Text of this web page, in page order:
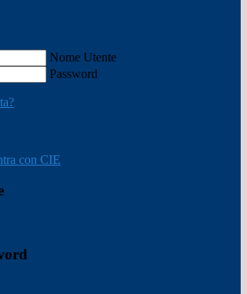
Nome Utente
Password
con CIE